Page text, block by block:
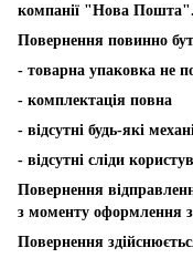
компанії "Нова Пошта".
Повернення повинно
- товарна упаковка не
- комплектація повна
- відсутні будь-які
- відсутні сліди
Повернення
з моменту оформлення
Повернення